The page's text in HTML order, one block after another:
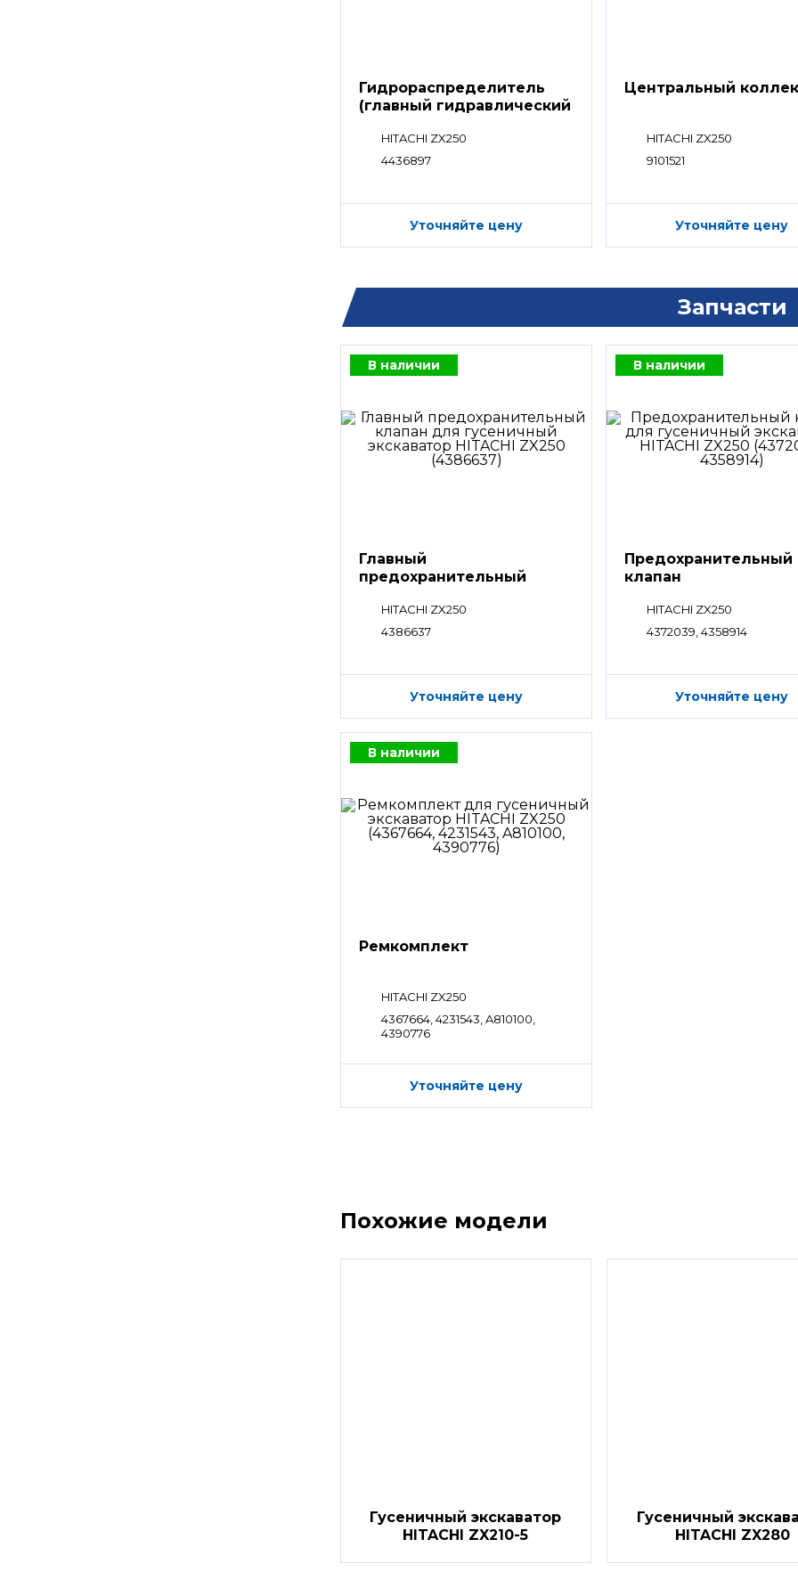
Гидрораспределитель
(главный гидравлический
HITACHI ZX250
4436897
Уточняйте цену
Центральный
HITACHI ZX250
9101521
Уточняйте цену
Запчасти
В наличии
Главный
предохранительный
HITACHI ZX250
4386637
Уточняйте цену
В наличии
Предохранительный
клапан
HITACHI ZX250
4372039, 4358914
Уточняйте цену
В наличии
Ремкомплект
HITACHI ZX250
4367664, 4231543, A810100,
4390776
Уточняйте цену
Похожие модели
Гусеничный экскаватор
HITACHI ZX210-5
Гусеничный
HITACHI ZX280